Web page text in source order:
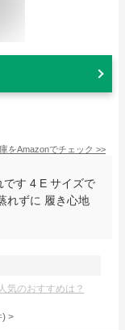
をAmazonでチェック >>
です 4 E サイズで
れずに 履き心地
気のおすすめは？
) >